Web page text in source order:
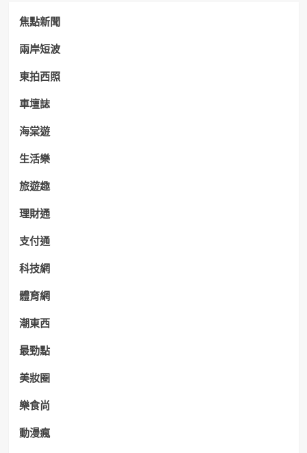
焦點新聞
兩岸短波
東拍西照
車壇誌
海棠遊
生活樂
旅遊趣
理財通
支付通
科技網
體育網
潮東西
最勁點
美妝圈
樂食尚
動漫瘋